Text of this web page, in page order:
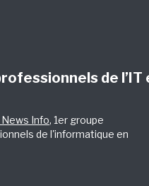
de l’IT
News Info, 1er groupe
de l'informatique en